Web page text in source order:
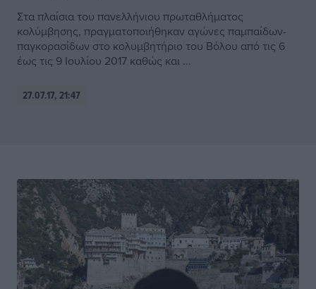
Στα πλαίσια του πανελλήνιου πρωταθλήματος
κολύμβησης, πραγματοποιήθηκαν αγώνες παμπαίδων-
παγκορασίδων στο κολυμβητήριο του Βόλου από τις 6
έως τις 9 Ιουλίου 2017 καθώς και ...
27.07.17, 21:47